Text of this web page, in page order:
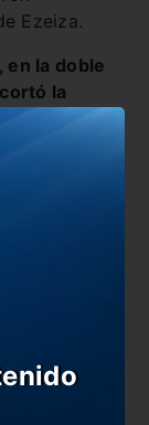
Ezeiza.
en la doble
la
el
antes y
lavando
agua y